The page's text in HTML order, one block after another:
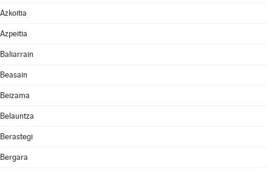
Azkoitia
Azpeitia
Baliarrain
Beasain
Beizama
Belauntza
Berastegi
Bergara